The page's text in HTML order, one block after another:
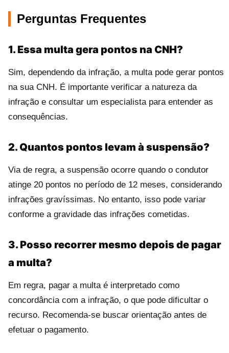
Perguntas Frequentes
1. Essa multa gera pontos na CNH?
Sim, dependendo da infração, a multa pode gerar pontos
na sua CNH. É importante verificar a natureza da
infração e consultar um especialista para entender as
consequências.
2. Quantos pontos levam à suspensão?
Via de regra, a suspensão ocorre quando o condutor
atinge 20 pontos no período de 12 meses, considerando
infrações gravíssimas. No entanto, isso pode variar
conforme a gravidade das infrações cometidas.
3. Posso recorrer mesmo depois de pagar
a multa?
Em regra, pagar a multa é interpretado como
concordância com a infração, o que pode dificultar o
recurso. Recomenda-se buscar orientação antes de
efetuar o pagamento.